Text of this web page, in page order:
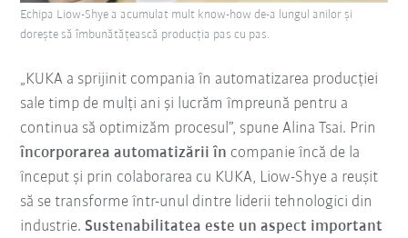
„KUKA a sprijinit compania în automatizarea producției
sale timp de mulți ani și lucrăm împreună pentru a
continua să optimizăm procesul”, spune Alina Tsai. Prin
încorporarea automatizării în companie încă de la
început și prin colaborarea cu KUKA, Liow-Shye a reușit
să se transforme într-unul dintre liderii tehnologici din
industrie.Sustenabilitatea este un aspect important
Echipa Liow-Shye a acumulat mult know-how de-a lungul anilor și
dorește să îmbunătățească producția pas cu pas.